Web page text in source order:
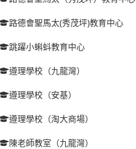
路德會聖馬太(秀茂坪)教育中心
跳躍小蝌蚪教育中心
遵理學校（九龍灣）
遵理學校（安基）
遵理學校（淘大商場）
陳老師教室（九龍灣）